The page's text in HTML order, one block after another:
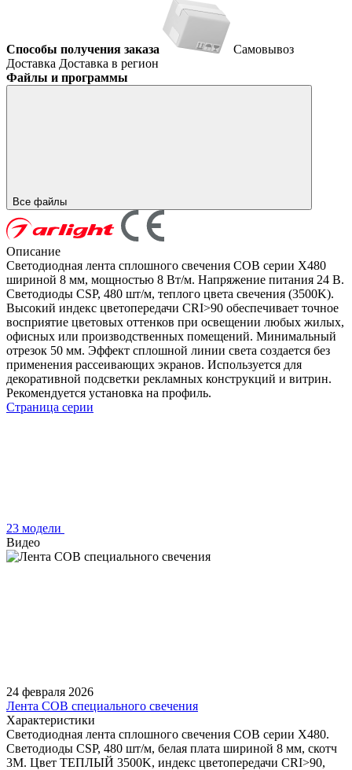
Способы получения заказа
Самовывоз
Доставка Доставка в регион
Файлы и программы
Все файлы
Описание
Светодиодная лента сплошного свечения COB серии X480
шириной 8 мм, мощностью 8 Вт/м. Напряжение питания 24 В.
Светодиоды CSP, 480 шт/м, теплого цвета свечения (3500K).
Высокий индекс цветопередачи CRI>90 обеспечивает точное
восприятие цветовых оттенков при освещении любых жилых,
офисных или производственных помещений. Минимальный
отрезок 50 мм. Эффект сплошной линии света создается без
применения рассеивающих экранов. Используется для
декоративной подсветки рекламных конструкций и витрин.
Рекомендуется установка на профиль.
Страница серии
23 модели
Видео
24 февраля 2026
Лента COB специального свечения
Характеристики
Светодиодная лента сплошного свечения COB серии X480.
Светодиоды CSP, 480 шт/м, белая плата шириной 8 мм, скотч
3M. Цвет ТЕПЛЫЙ 3500K, индекс цветопередачи CRI>90,